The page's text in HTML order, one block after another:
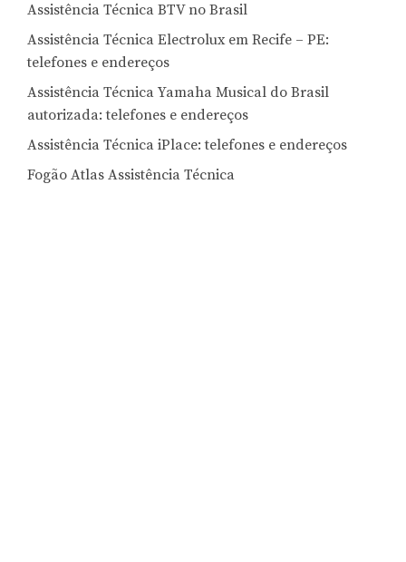
Assistência Técnica BTV no Brasil
Assistência Técnica Electrolux em Recife – PE:
telefones e endereços
Assistência Técnica Yamaha Musical do Brasil
autorizada: telefones e endereços
Assistência Técnica iPlace: telefones e endereços
Fogão Atlas Assistência Técnica